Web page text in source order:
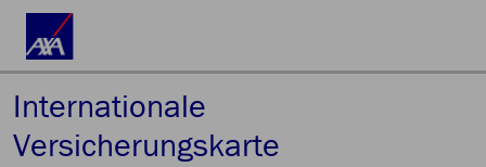
Internationale
Versicherungskarte